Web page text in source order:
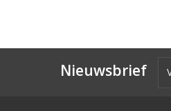
Nieuwsbrief